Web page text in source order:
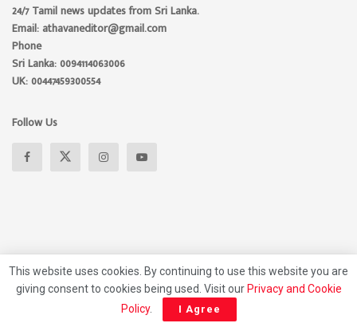
24/7 Tamil news updates from Sri Lanka.
Email: athavaneditor@gmail.com
Phone
Sri Lanka: 0094114063006
UK: 00447459300554
Follow Us
About Privacy Policy Contact Us
This website uses cookies. By continuing to use this website you are
giving consent to cookies being used. Visit our Privacy and Cookie
Policy. I Agree